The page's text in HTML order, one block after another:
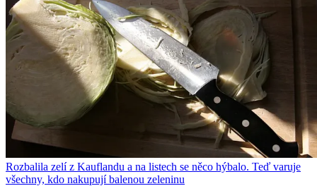
Rozbalila zelí z Kauflandu a na listech se něco hýbalo. Teď varuje
všechny, kdo nakupují balenou zeleninu